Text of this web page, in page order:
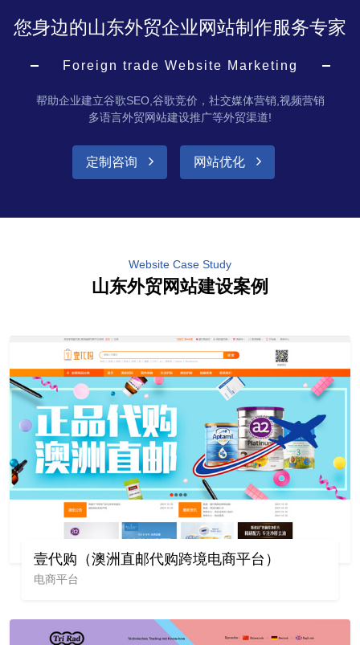
您身边的山东外贸企业网站制作服务专家
Foreign trade Website Marketing
帮助企业建立谷歌SEO,谷歌竞价，社交媒体营销,视频营销
多语言外贸网站建设推广等外贸渠道!
定制咨询 网站优化
Website Case Study
山东外贸网站建设案例
壹代购（澳洲直邮代购跨境电商平台）
电商平台